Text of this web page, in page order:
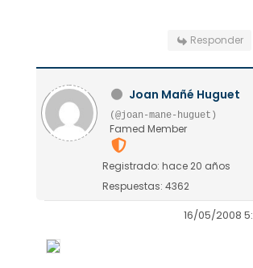
Responder
Joan Mañé Huguet
(@joan-mane-huguet)
Famed Member
Registrado: hace 20 años
Respuestas: 4362
16/05/2008